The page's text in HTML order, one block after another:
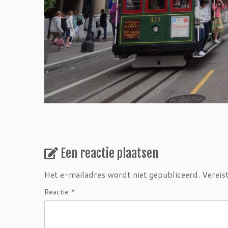
Een reactie plaatsen
Het e-mailadres wordt niet gepubliceerd.
Reactie *